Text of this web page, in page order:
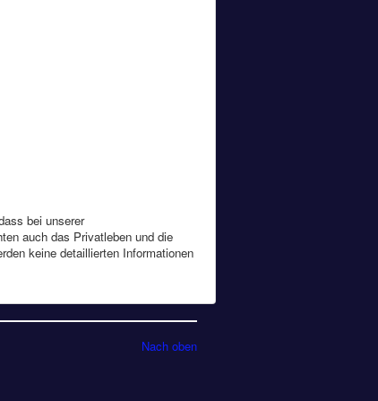
bei unserer
auch das Privatleben und die
keine detaillierten Informationen
Nach oben